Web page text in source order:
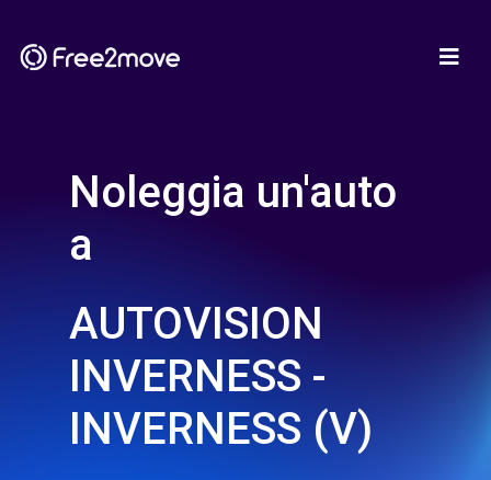
Noleggia un'auto
a
AUTOVISION
INVERNESS -
INVERNESS (V)